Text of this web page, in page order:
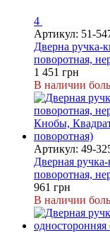
4
Артикул: 51-
Дверна ручка-
поворотная,
1 451 грн
В наличии
Артикул: 49-
Дверная
поворотная,
961 грн
В наличии